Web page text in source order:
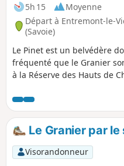
5h 15
Moyenne
Départ à Entremont-le-
(Savoie)
Le Pinet est un belvédère
fréquenté que le Granier
à la Réserve des Hauts de
quelques variantes restant
Le Granier par
Visorandonneur